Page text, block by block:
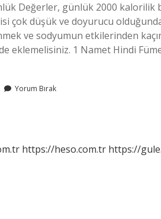
Değerler, günlük 2000 kalorilik
çok düşük ve doyurucu
ve sodyumun etkilerinden
eklemelisiniz. 1 Namet Hindi
Yorum Bırak
https://heso.com.tr https://